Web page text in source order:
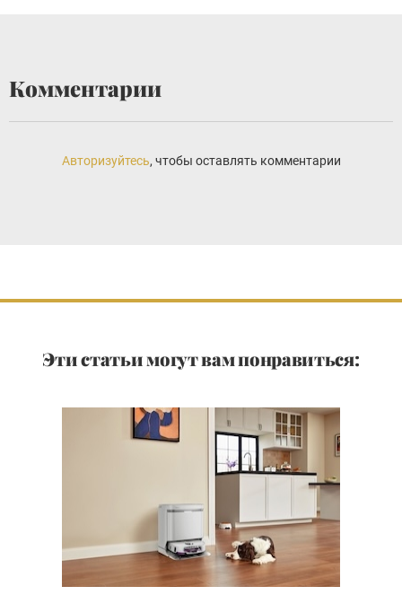
Комментарии
Авторизуйтесь, чтобы оставлять комментарии
Эти статьи могут вам понравиться: